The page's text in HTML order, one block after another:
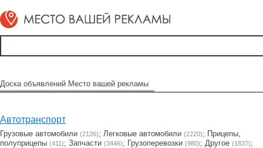
Доска объявлений Место вашей рекламы
Автотранспорт
Грузовые автомобили (2126); Легковые автомобили (2220); Прицепы,
полуприцепы (411); Запчасти (3446); Грузоперевозки (980); Другое (1837);